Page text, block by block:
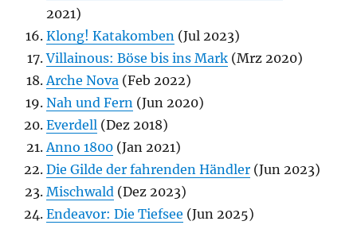
2021)
Klong! Katakomben (Jul 2023)
Villainous: Böse bis ins Mark (Mrz 2020)
Arche Nova (Feb 2022)
Nah und Fern (Jun 2020)
Everdell (Dez 2018)
Anno 1800 (Jan 2021)
Die Gilde der fahrenden Händler (Jun 2023)
Mischwald (Dez 2023)
Endeavor: Die Tiefsee (Jun 2025)